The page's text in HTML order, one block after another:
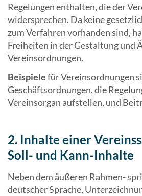
Regelungen enthalten, die der
widersprechen. Da keine
zum Verfahren vorhanden sind,
Freiheiten in der Gestaltung und
Vereinsordnungen.
Beispielefür Vereinsordnungen
Geschäftsordnungen, die
Vereinsorgan aufstellen, und
2. Inhalte einer
Soll- und Kann-Inhalte
Neben dem äußeren Rahmen-
deutscher Sprache,